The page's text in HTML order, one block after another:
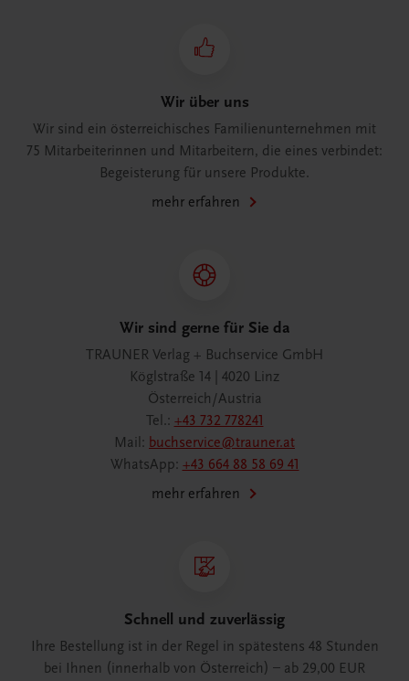
Wir über uns
Wir sind ein österreichisches Familienunternehmen mit
75 Mitarbeiterinnen und Mitarbeitern, die eines verbindet:
Begeisterung für unsere Produkte.
mehr erfahren
Wir sind gerne für Sie da
TRAUNER Verlag + Buchservice GmbH
Köglstraße 14 | 4020 Linz
Österreich/Austria
Tel.: +43 732 778241
Mail: buchservice@trauner.at
WhatsApp: +43 664 88 58 69 41
mehr erfahren
Schnell und zuverlässig
Ihre Bestellung ist in der Regel in spätestens 48 Stunden
bei Ihnen (innerhalb von Österreich) – ab 29,00 EUR